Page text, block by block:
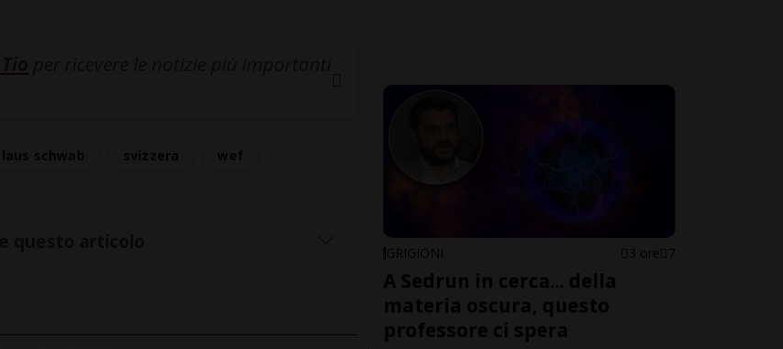
GRIGIONI 3 ore 7
A Sedrun in cerca... della
materia oscura, questo
professore ci spera